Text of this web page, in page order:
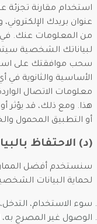
استخدام مقارنة تجزئة
عنوان بريدك
من المعلومات عنك. في
لبياناتك الشخصية
سحب موافقتك على
الأساسية والثانوية
هذا. ومع ذلك، قد يؤثر
أو التطبيق المحمول
(د) الاحتفاظ
سنستخدم أفضل
لحماية البيانات
سوء الاستخدام،
الوصول غير المصرح به،